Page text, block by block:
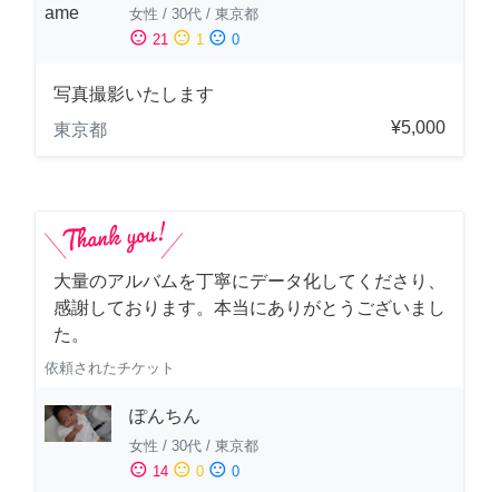
女性 / 30代 / 東京都
sentiment_satisfied 21 sentiment_neutral 1 sentiment_dissatisfied 0
写真撮影いたします
東京都
¥5,000
大量のアルバムを丁寧にデータ化してくださり、
感謝しております。本当にありがとうございまし
た。
依頼されたチケット
ぽんちん
女性 / 30代 / 東京都
sentiment_satisfied 14 sentiment_neutral 0 sentiment_dissatisfied 0